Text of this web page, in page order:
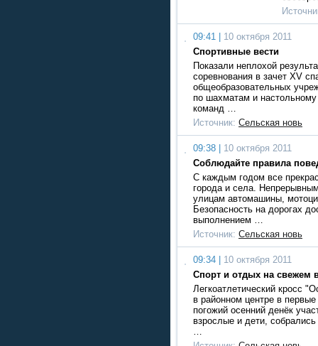
09:41 |
10 октября 2011
Спортивные вести
Показали неплохой
соревнования в зачет XV
общеобразовательных
по шахматам и
команд …
Источник: Сельская новь
09:38 |
10 октября 2011
Соблюдайте правила
С каждым годом все
города и села.
улицам автомашины,
Безопасность на дорогах
выполнением …
Источник: Сельская новь
09:34 |
10 октября 2011
Спорт и отдых на свежем
Легкоатлетический кросс
в районном центре в
погожий осенний денёк
взрослые и дети,
…